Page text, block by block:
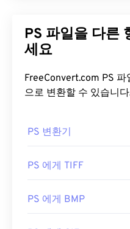
PS 파일을 다른
세요
FreeConvert.com PS 파일을 다음과 같은 다른 형식
으로 변환할 수 있습니
PS 변환기
PS 에게 TIFF
PS 에게 BMP